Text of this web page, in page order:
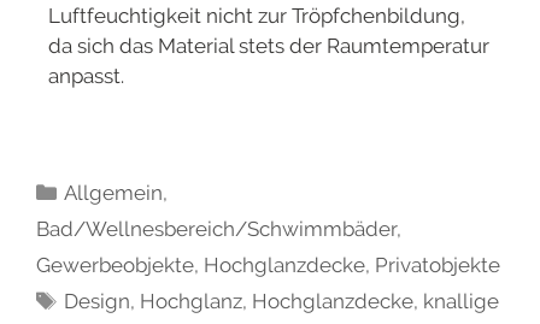
Luftfeuchtigkeit nicht zur Tröpfchenbildung,
da sich das Material stets der Raumtemperatur
anpasst.
Allgemein,
Bad/Wellnesbereich/Schwimmbäder,
Gewerbeobjekte, Hochglanzdecke, Privatobjekte
Design, Hochglanz, Hochglanzdecke, knallige